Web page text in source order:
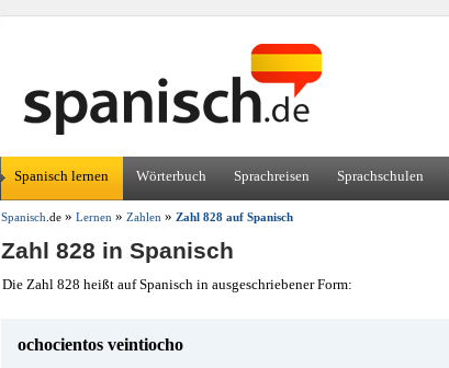
Spanisch lernen Wörterbuch Sprachreisen Sprachschulen
Spanisch .de » Lernen » Zahlen » Zahl 828 auf Spanisch
Zahl 828 in Spanisch
Die Zahl 828 heißt auf Spanisch in ausgeschriebener Form:
ochocientos veintiocho